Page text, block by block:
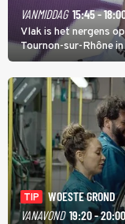
VANMIDDAG 15:45 -
Vlak is het nergens
Tournon-sur-Rhône
kans voor Nienke
TIP
WOESTE GROND
VANAVOND 19:20 - 20:00